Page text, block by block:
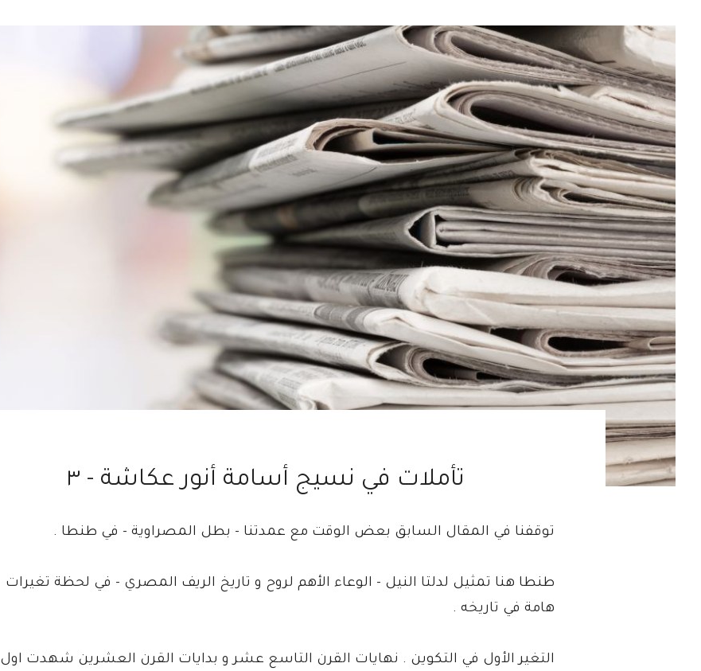
تأملات في نسيج أسامة أنور عكاشة - ٣
توقفنا في المقال السابق بعض الوقت مع عمدتنا - بطل المصراوية - في طنطا .
طنطا هنا تمثيل لدلتا النيل - الوعاء الأهم لروح و تاريخ الريف المصري - في لحظة تغيرات
هامة في تاريخه .
التغير الأول في التكوين . نهايات القرن التاسع عشر و بدايات القرن العشرين شهدت اول